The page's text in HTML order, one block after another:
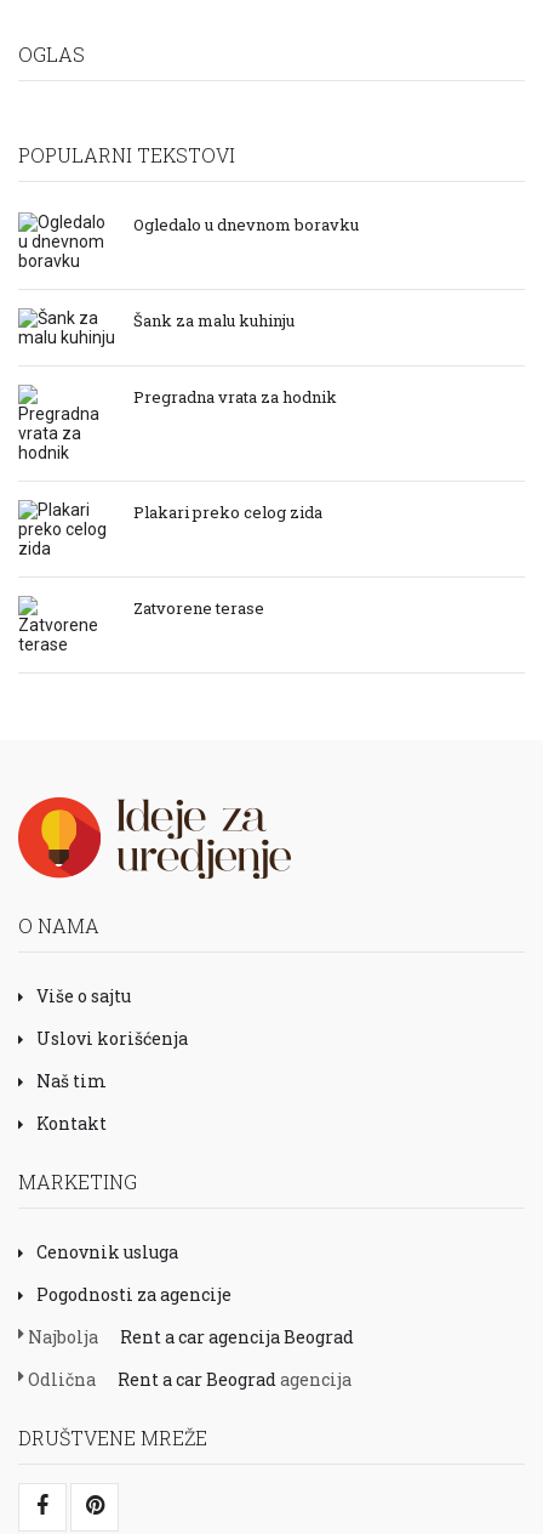
OGLAS
POPULARNI TEKSTOVI
Ogledalo u dnevnom boravku
Šank za malu kuhinju
Pregradna vrata za hodnik
Plakari preko celog zida
Zatvorene terase
O NAMA
Više o sajtu
Uslovi korišćenja
Naš tim
Kontakt
MARKETING
Cenovnik usluga
Pogodnosti za agencije
Najbolja
Rent a car agencija Beograd
Odlična
Rent a car Beograd agencija
DRUŠTVENE MREŽE